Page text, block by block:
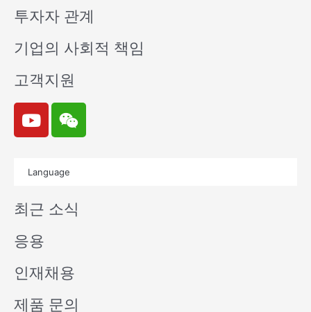
투자자 관계
기업의 사회적 책임
고객지원
Y
o
u
e
W
e
i
n
Language
최근 소식
응용
인재채용
제품 문의